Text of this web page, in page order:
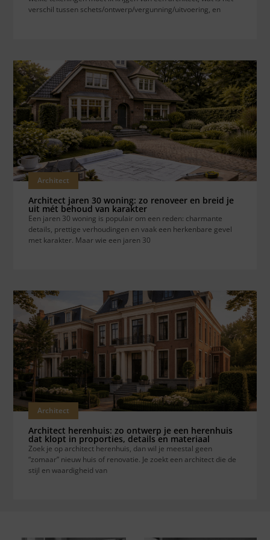
verschil tussen schets/ontwerp/vergunning/uitvoering, en
Architect
Architect jaren 30 woning: zo renoveer en breid je
uit mét behoud van karakter
Een jaren 30 woning is populair om een reden: charmante
details, prettige verhoudingen en vaak een herkenbare gevel
met karakter. Maar wie een jaren 30
Architect
Architect herenhuis: zo ontwerp je een herenhuis
dat klopt in proporties, details en materiaal
Zoek je op architect herenhuis, dan wil je meestal geen
“zomaar” nieuw huis of renovatie. Je zoekt een architect die de
stijl en waardigheid van